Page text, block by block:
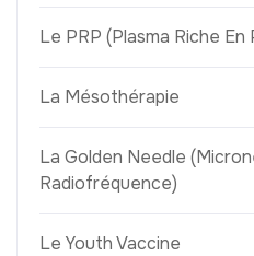
Le PRP (Plasma Riche
La Mésothérapie
La Golden Needle
Radiofréquence)
Le Youth Vaccine